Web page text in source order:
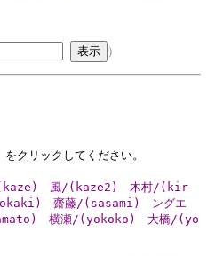
）
クリックしてください。
風/(kaze2)
木村/(kir
齋藤/(sasami)
ングエ
横瀬/(yokoko)
大橋/(yo